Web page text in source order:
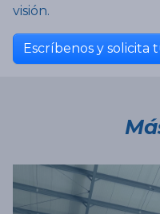
visión.
Escríbenos y solicita